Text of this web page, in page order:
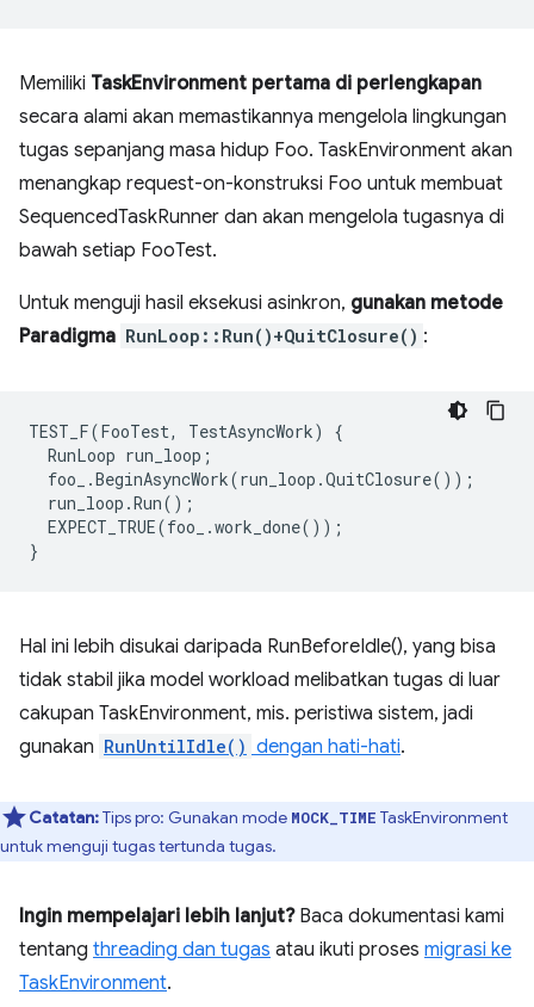
Memiliki TaskEnvironment pertama di perlengkapan
secara alami akan memastikannya mengelola lingkungan
tugas sepanjang masa hidup Foo. TaskEnvironment akan
menangkap request-on-konstruksi Foo untuk membuat
SequencedTaskRunner dan akan mengelola tugasnya di
bawah setiap FooTest.
Untuk menguji hasil eksekusi asinkron, gunakan metode
Paradigma RunLoop::Run()+QuitClosure() :
TEST_F(FooTest, TestAsyncWork)
{
RunLoop run_loop ;
foo_
.BeginAsyncWork(run_loop .QuitClosure());
run_loop .Run();
EXPECT_TRUE(foo_ .work_done());
}
Hal ini lebih disukai daripada RunBeforeIdle(), yang bisa
tidak stabil jika model workload melibatkan tugas di luar
cakupan TaskEnvironment, mis. peristiwa sistem, jadi
gunakan RunUntilIdle() dengan hati-hati.
Catatan:Tips pro: Gunakan mode MOCK_TIME TaskEnvironment
untuk menguji tugas tertunda tugas.
Ingin mempelajari lebih lanjut?Baca dokumentasi kami
tentang threading dan tugas atau ikuti proses migrasi ke
TaskEnvironment.